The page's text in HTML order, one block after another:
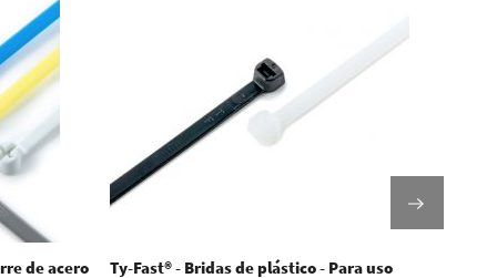
de acero
Ty-Fast® - Bridas de plástico - Para uso